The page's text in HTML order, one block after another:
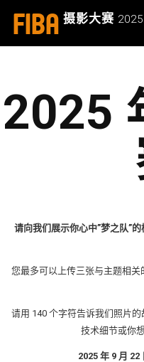
FIBA 摄影大赛2025
2025
请向我们展示你心中”梦之队”
您最多可以上传三张与主题相
请用 140 个字符告诉我们照片
技术细节或你
2025 年 9 月 22